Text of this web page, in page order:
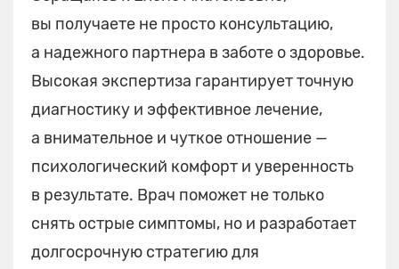
вы получаете не просто консультацию,
а надежного партнера в заботе о здоровье.
Высокая экспертиза гарантирует точную
диагностику и эффективное лечение,
а внимательное и чуткое отношение —
психологический комфорт и уверенность
в результате. Врач поможет не только
снять острые симптомы, но и разработает
долгосрочную стратегию для